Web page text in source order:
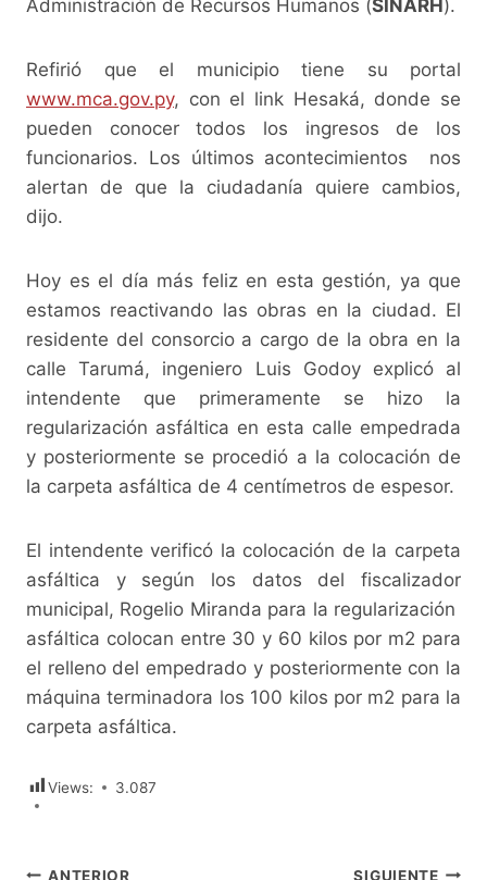
Administración de Recursos Humanos (SINARH).
Refirió que el municipio tiene su portal
www.mca.gov.py, con el link Hesaká, donde se
pueden conocer todos los ingresos de los
funcionarios. Los últimos acontecimientos nos
alertan de que la ciudadanía quiere cambios,
dijo.
Hoy es el día más feliz en esta gestión, ya que
estamos reactivando las obras en la ciudad. El
residente del consorcio a cargo de la obra en la
calle Tarumá, ingeniero Luis Godoy explicó al
intendente que primeramente se hizo la
regularización asfáltica en esta calle empedrada
y posteriormente se procedió a la colocación de
la carpeta asfáltica de 4 centímetros de espesor.
El intendente verificó la colocación de la carpeta
asfáltica y según los datos del fiscalizador
municipal, Rogelio Miranda para la regularización
asfáltica colocan entre 30 y 60 kilos por m2 para
el relleno del empedrado y posteriormente con la
máquina terminadora los 100 kilos por m2 para la
carpeta asfáltica.
Views: 3.087
ANTERIOR SIGUIENTE